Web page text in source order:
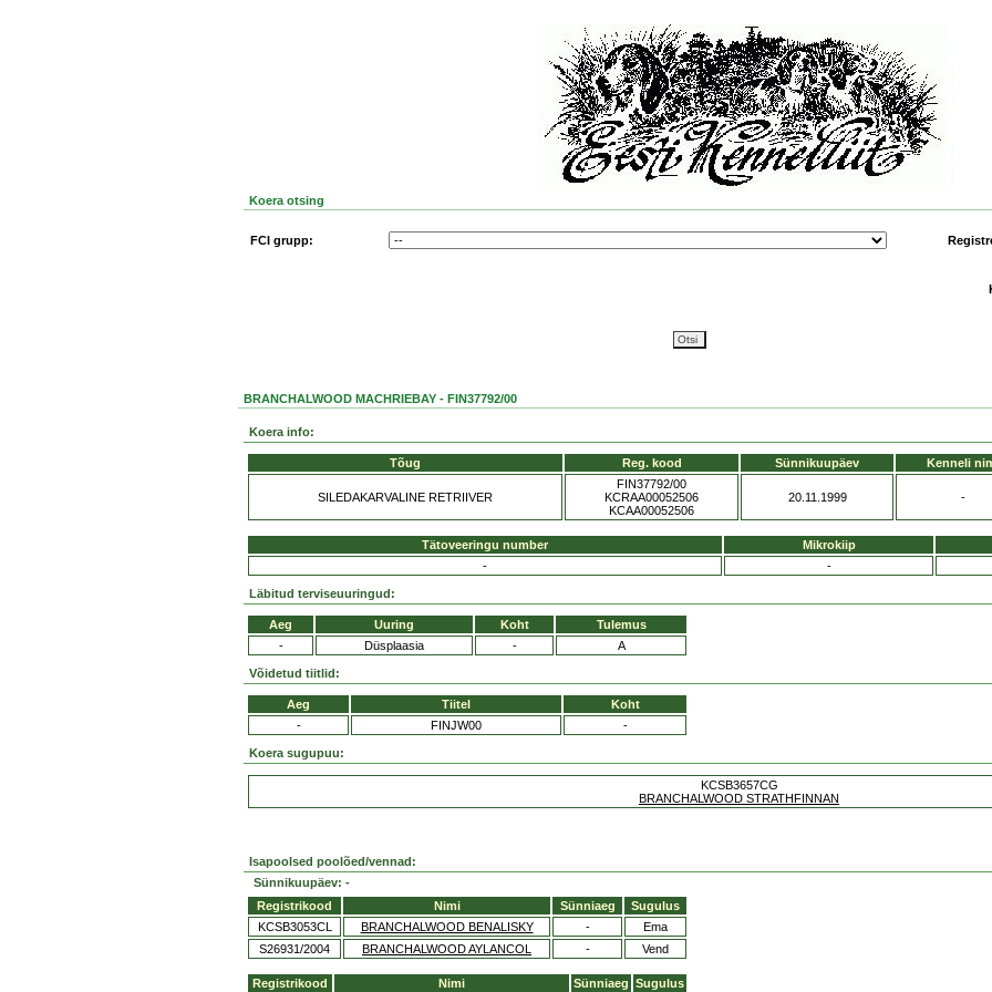
Koera otsing
FCI grupp:
BRANCHALWOOD MACHRIEBAY - FIN37792/00
Koera info:
Tõug Reg. kood Sünnikuupäev Kenneli
SILEDAKARVALINE RETRIIVER
FIN37792/00
KCRAA00052506
KCAA00052506
20.11.1999 -
Tätoveeringu number Mikrokiip
-
-
Läbitud terviseuuringud:
Aeg Uuring Koht
Tulemus
-
Düsplaasia - A
Võidetud tiitlid:
Aeg Tiitel
Koht
-
FINJW00 -
Koera sugupuu:
KCSB3657CG
BRANCHALWOOD STRATHFINNAN
Isapoolsed poolõed/vennad:
Sünnikuupäev: -
Registrikood
Nimi Sünniaeg
Sugulus
KCSB3053CL
BRANCHALWOOD BENALISKY -
Ema
S26931/2004
BRANCHALWOOD AYLANCOL - Vend
Registrikood Nimi Sünniaeg Sugulus